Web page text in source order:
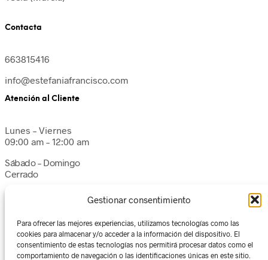
Gestionar consentimiento
Para ofrecer las mejores experiencias, utilizamos tecnologías como las
cookies para almacenar y/o acceder a la información del dispositivo. El
consentimiento de estas tecnologías nos permitirá procesar datos como el
comportamiento de navegación o las identificaciones únicas en este sitio.
Contacta
663815416
info@estefaniafrancisco.com
Atención al Cliente
Lunes – Viernes
09:00 am – 12:00 am
Sábado – Domingo
Cerrado